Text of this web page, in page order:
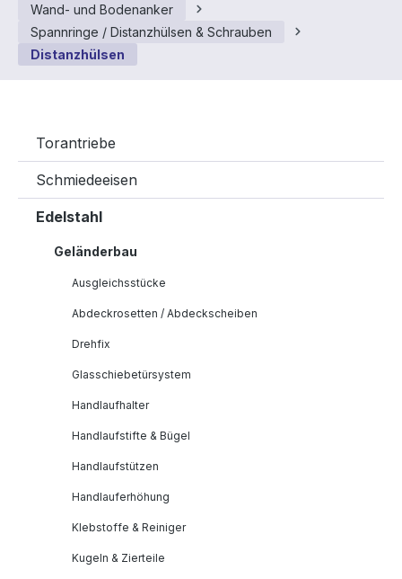
Wand- und Bodenanker
Spannringe / Distanzhülsen & Schrauben
Distanzhülsen
Torantriebe
Schmiedeeisen
Edelstahl
Geländerbau
Ausgleichsstücke
Abdeckrosetten / Abdeckscheiben
Drehfix
Glasschiebetürsystem
Handlaufhalter
Handlaufstifte & Bügel
Handlaufstützen
Handlauferhöhung
Klebstoffe & Reiniger
Kugeln & Zierteile